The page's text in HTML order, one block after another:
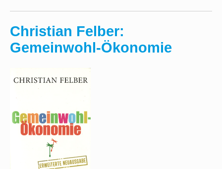
Christian Felber:
Gemeinwohl-Ökonomie